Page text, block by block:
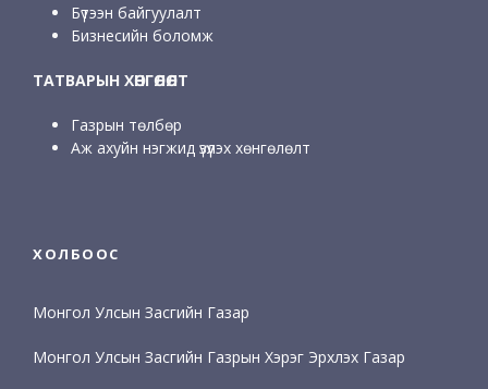
Бүтээн байгуулалт
Бизнесийн боломж
ТАТВАРЫН ХӨНГӨЛӨЛТ
Газрын төлбөр
Аж ахуйн нэгжид үзүүлэх хөнгөлөлт
ХОЛБООС
Монгол Улсын Засгийн Газар
Монгол Улсын Засгийн Газрын Хэрэг Эрхлэх Газар